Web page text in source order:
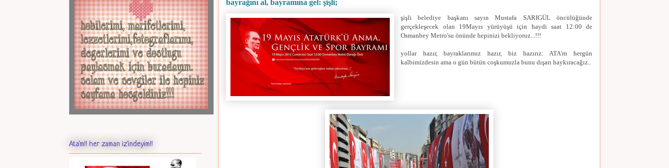
bayrağını al, bayramına gel: şişli;
şişli belediye başkanı sayın Mustafa SARIGÜL öncülüğünde
gerçekleşecek olan 19Mayıs yürüyüşü için haydi saat 12:00 de
Osmanbey Metro'su önünde hepinizi bekliyoruz...!!!
yollar hazır, bayraklarımız hazır, biz hazırız: ATA'm hergün
kalbimizdesin ama o gün bütün coşkumuzla bunu dışarı haykıracağız..
Ata'm!! her zaman iz'indeyim!!